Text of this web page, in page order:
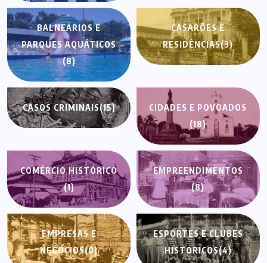
BALNEÁRIOS E
PARQUES AQUÁTICOS
(8)
CASARÕES E
RESIDÊNCIAS(3)
CASOS CRIMINAIS(15)
CIDADES E POVOADOS
(18)
COMÉRCIO HISTÓRICO
(1)
EMPREENDIMENTOS
(8)
EMPRESAS E
NEGÓCIOS(0)
ESPORTES E CLUBES
HISTÓRICOS(4)